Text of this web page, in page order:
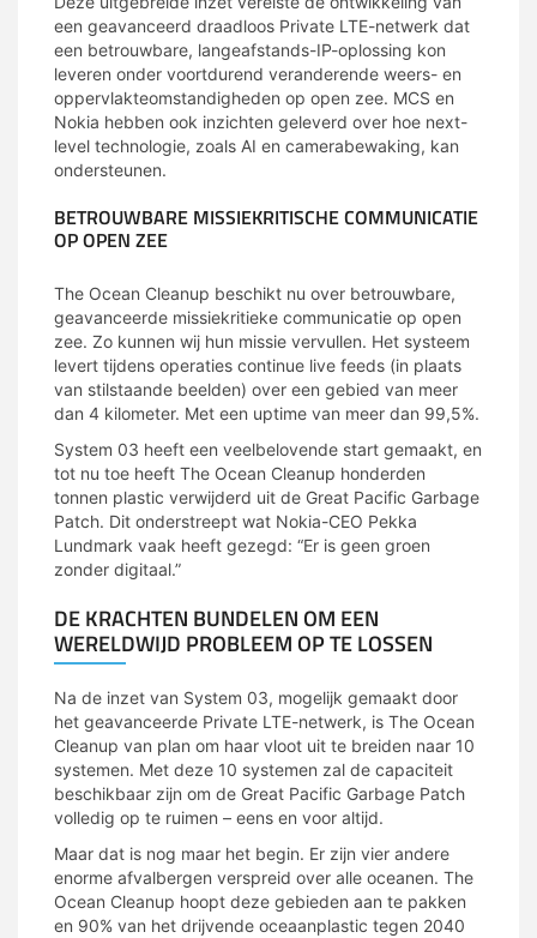
een geavanceerd draadloos Private LTE-netwerk dat
een betrouwbare, langeafstands-IP-oplossing kon
leveren onder voortdurend veranderende weers- en
oppervlakteomstandigheden op open zee. MCS en
Nokia hebben ook inzichten geleverd over hoe next-
level technologie, zoals AI en camerabewaking, kan
ondersteunen.
BETROUWBARE MISSIEKRITISCHE COMMUNICATIE
OP OPEN ZEE
The Ocean Cleanup beschikt nu over betrouwbare,
geavanceerde missiekritieke communicatie op open
zee. Zo kunnen wij hun missie vervullen. Het systeem
levert tijdens operaties continue live feeds (in plaats
van stilstaande beelden) over een gebied van meer
dan 4 kilometer. Met een uptime van meer dan 99,5%.
System 03 heeft een veelbelovende start gemaakt, en
tot nu toe heeft The Ocean Cleanup honderden
tonnen plastic verwijderd uit de Great Pacific Garbage
Patch. Dit onderstreept wat Nokia-CEO Pekka
Lundmark vaak heeft gezegd: “Er is geen groen
zonder digitaal.”
DE KRACHTEN BUNDELEN OM EEN
WERELDWIJD PROBLEEM OP TE LOSSEN
Na de inzet van System 03, mogelijk gemaakt door
het geavanceerde Private LTE-netwerk, is The Ocean
Cleanup van plan om haar vloot uit te breiden naar 10
systemen. Met deze 10 systemen zal de capaciteit
beschikbaar zijn om de Great Pacific Garbage Patch
volledig op te ruimen – eens en voor altijd.
Maar dat is nog maar het begin. Er zijn vier andere
enorme afvalbergen verspreid over alle oceanen. The
Ocean Cleanup hoopt deze gebieden aan te pakken
en 90% van het drijvende oceaanplastic tegen 2040